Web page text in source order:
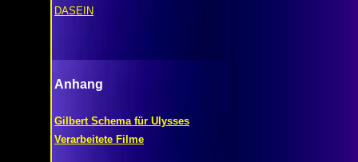
DASEIN
Anhang
Gilbert Schema für Ulysses
Verarbeitete Filme